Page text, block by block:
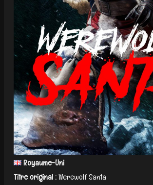
Royaume-Uni
Titre original :Werewolf Santa